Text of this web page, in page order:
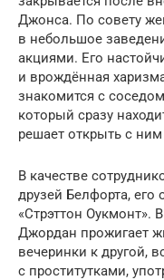
Джонса. По совету
в небольшое
акциями. Его
и врождённая
знакомится с
который сразу
решает открыть с
В качестве
друзей Белфорта,
«Стрэттон Оукмонт».
Джордан прожигает
вечеринки к другой,
с проститутками,